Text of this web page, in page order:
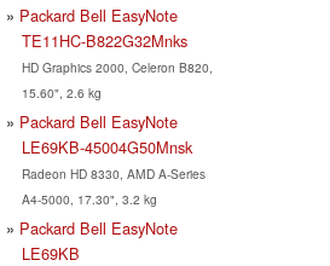
Packard Bell EasyNote
TE11HC-B822G32Mnks
HD Graphics 2000, Celeron B820,
15.60", 2.6 kg
Packard Bell EasyNote
LE69KB-45004G50Mnsk
Radeon HD 8330, AMD A-Series
A4-5000, 17.30", 3.2 kg
Packard Bell EasyNote
LE69KB